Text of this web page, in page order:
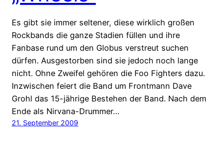
Es gibt sie immer seltener, diese wirklich großen
Rockbands die ganze Stadien füllen und ihre
Fanbase rund um den Globus verstreut suchen
dürfen. Ausgestorben sind sie jedoch noch lange
nicht. Ohne Zweifel gehören die Foo Fighters dazu.
Inzwischen feiert die Band um Frontmann Dave
Grohl das 15-jährige Bestehen der Band. Nach dem
Ende als Nirvana-Drummer…
21. September 2009